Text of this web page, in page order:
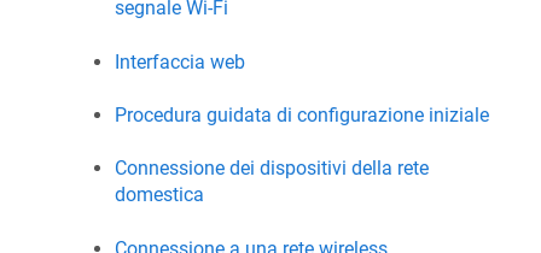
segnale Wi-Fi
Interfaccia web
Procedura guidata di configurazione iniziale
Connessione dei dispositivi della rete
domestica